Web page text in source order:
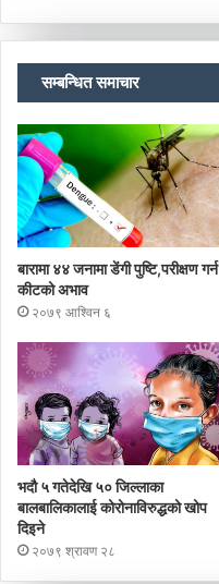
सम्बन्धित समाचार
बारामा ४४ जनामा डेंगी पुष्टि,परीक्षण गर्न
कीटको अभाव
२०७९ आश्विन ६
भदौ ५ गतेदेखि ५० जिल्लाका
बालबालिकालाई कोरोनाविरुद्धको खोप
दिइने
२०७९ श्रावण २८